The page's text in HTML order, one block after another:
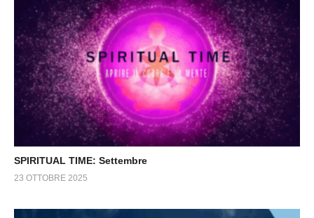
SPIRITUAL TIME: Settembre
23 OTTOBRE 2025